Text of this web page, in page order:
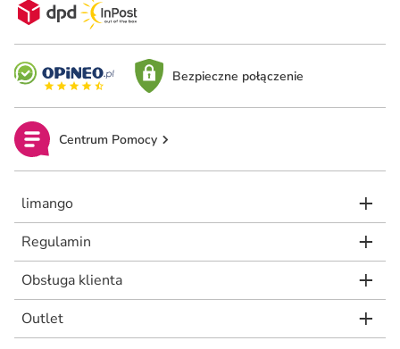
Bezpieczne połączenie
Centrum Pomocy
limango
Regulamin
Obsługa klienta
Outlet